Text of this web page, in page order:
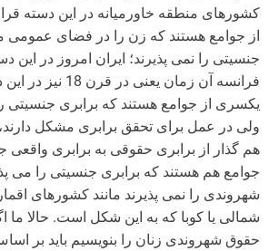
کشورهای منطقه خاورمیانه در این دسته
از جوامع هستند که زن را در فضای عمومی
جنسیتی را نمی پذیرند؛ ایران امروز در این
فرانسه آن زمان
یکسری از جوامع هستند که برابری جنسیتی
ولی در عمل برای تحقق برابری مشکل
هم گذار از برابری حقوقی به برابری
جوامع هم هستند که برابری جنسیتی را می
شهروندی را نمی پذیرند مانند کشورهای
شمالی یا کوبا که به این شکل است. حالا ما
حقوق شهروندی زنان را بنویسیم باید بر